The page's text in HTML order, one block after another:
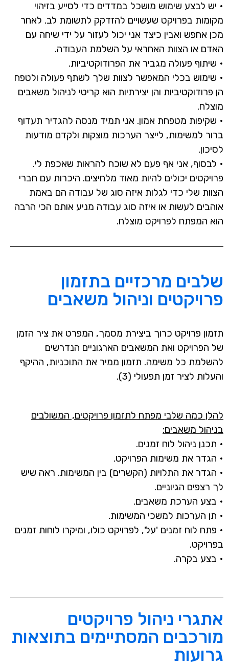
• יש לבצע שימוש מושכל במדדים כדי לסייע בזיהוי
מקומות בפרויקט שעשויים להזדקק לתשומת לב. לאחר
מכן אחפש ואבין כיצד אני יכול לעזור על ידי שיחה עם
האדם או הצוות האחראי על השלמת העבודה.
• שיתוף פעולה מגביר את הפרודוקטיביות.
• שימוש בכלי המאפשר לצוות שלך לשתף פעולה ולטפח
הן פרודוקטיביות והן יצירתיות הוא קריטי לניהול משאבים
מוצלח.
• שקיפות מטפחת אמון. אני תמיד מנסה להגדיר תעדוף
ברור למשימות, לייצר הערכות מוצקות ולקדם מודעות
לסיכון.
• לבסוף, אני אף פעם לא שוכח להראות שאכפת לי.
פרויקטים יכולים להיות מאוד מלחיצים. היכרות עם חברי
הצוות שלי כדי לגלות איזה סוג של עבודה הם באמת
אוהבים לעשות או איזה סוג עבודה מניע אותם הכי הרבה
הוא המפתח לפרויקט מוצלח.
שלבים מרכזיים בתזמון
פרויקטים וניהול משאבים
תזמון פרויקט כרוך ביצירת מסמך, המפרט את ציר הזמן
של הפרויקט ואת המשאבים הארגוניים הנדרשים
להשלמת כל משימה. תזמון ממיר את התוכניות, ההיקף
והעלות לציר זמן תפעולי (3).
להלן כמה שלבי מפתח לתזמון פרויקטים, המשולבים
בניהול משאבים:
• תכנן ניהול לוח זמנים.
• הגדר את משימות הפרויקט.
• הגדר את התלויות (הקשרים) בין המשימות. ראה שיש
לך רצפים הגיוניים.
• בצע הערכת משאבים.
• תן הערכות למשכי המשימות.
• פתח לוח זמנים 'על', לפרויקט כולו, ומיקרו לוחות זמנים
בפרויקט.
• בצע בקרה.
אתגרי ניהול פרויקטים
מורכבים המסתיימים בתוצאות
גרועות